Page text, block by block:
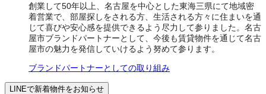
創業して50年以上、名古屋を中心とした東海三県にて地域密
着営業で、部屋探しをされる方、生活される方々に住まいを通
じて喜びや安心感を提供できるよう尽力して参りました。名古
屋市ブランドパートナーとして、今後も賃貸物件を通じて名古
屋市の魅力を発信していけるよう努めて参ります。
ブランドパートナーとしての取り組み
LINEで新着物件をお知らせ